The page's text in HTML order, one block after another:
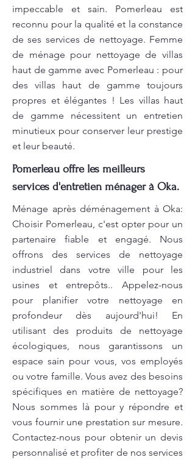
impeccable et sain. Pomerleau est
reconnu pour la qualité et la constance
de ses services de nettoyage. Femme
de ménage pour nettoyage de villas
haut de gamme avec Pomerleau : pour
des villas haut de gamme toujours
propres et élégantes ! Les villas haut
de gamme nécessitent un entretien
minutieux pour conserver leur prestige
et leur beauté.
Pomerleau offre les meilleurs
services d'entretien ménager à Oka.
Ménage après déménagement à Oka:
Choisir Pomerleau, c'est opter pour un
partenaire fiable et engagé. Nous
offrons des services de nettoyage
industriel dans votre ville pour les
usines et entrepôts.. Appelez-nous
pour planifier votre nettoyage en
profondeur dès aujourd'hui! En
utilisant des produits de nettoyage
écologiques, nous garantissons un
espace sain pour vous, vos employés
ou votre famille. Vous avez des besoins
spécifiques en matière de nettoyage?
Nous sommes là pour y répondre et
vous fournir une prestation sur mesure.
Contactez-nous pour obtenir un devis
personnalisé et profiter de nos services